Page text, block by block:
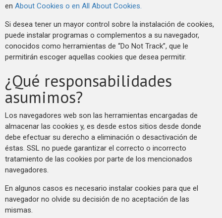
en About Cookies o en All About Cookies.
Si desea tener un mayor control sobre la instalación de cookies,
puede instalar programas o complementos a su navegador,
conocidos como herramientas de “Do Not Track”, que le
permitirán escoger aquellas cookies que desea permitir.
¿Qué responsabilidades
asumimos?
Los navegadores web son las herramientas encargadas de
almacenar las cookies y, es desde estos sitios desde donde
debe efectuar su derecho a eliminación o desactivación de
éstas. SSL no puede garantizar el correcto o incorrecto
tratamiento de las cookies por parte de los mencionados
navegadores.
En algunos casos es necesario instalar cookies para que el
navegador no olvide su decisión de no aceptación de las
mismas.